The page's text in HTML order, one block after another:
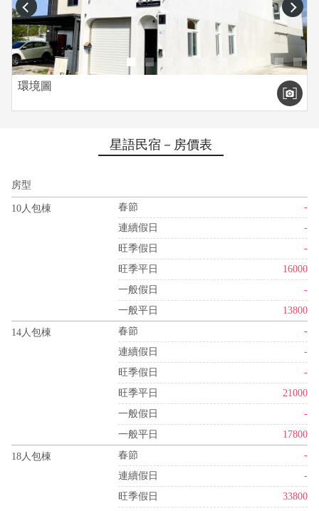
prev next
環境圖
星語民宿－房價表
房型
10人包棟 春節
-
連續假日
-
旺季假日
-
旺季平日
16000
一般假日
-
一般平日
13800
14人包棟 春節
-
連續假日
-
旺季假日
-
旺季平日
21000
一般假日
-
一般平日
17800
18人包棟 春節
-
連續假日
-
旺季假日
33800